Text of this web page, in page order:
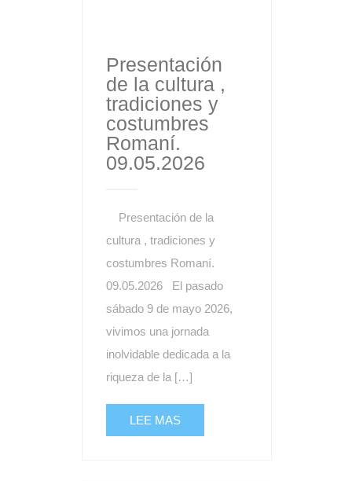
Presentación
de la cultura ,
tradiciones y
costumbres
Romaní.
09.05.2026
Presentación de la
cultura , tradiciones y
costumbres Romaní.
09.05.2026 El pasado
sábado 9 de mayo 2026,
vivimos una jornada
inolvidable dedicada a la
riqueza de la […]
LEE MAS